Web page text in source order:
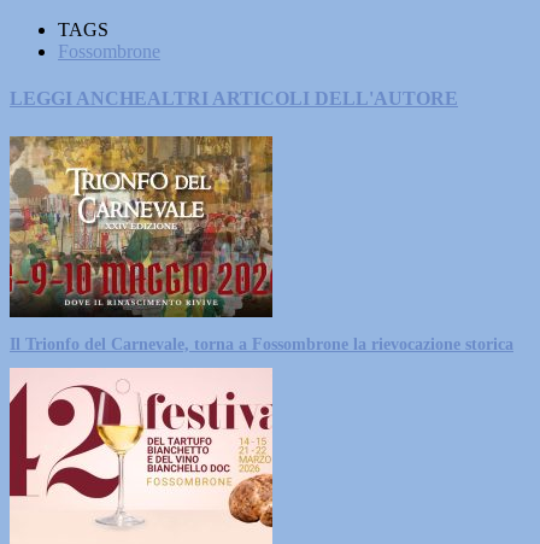
TAGS
Fossombrone
LEGGI ANCHEALTRI ARTICOLI DELL'AUTORE
Il Trionfo del Carnevale, torna a Fossombrone la rievocazione storica